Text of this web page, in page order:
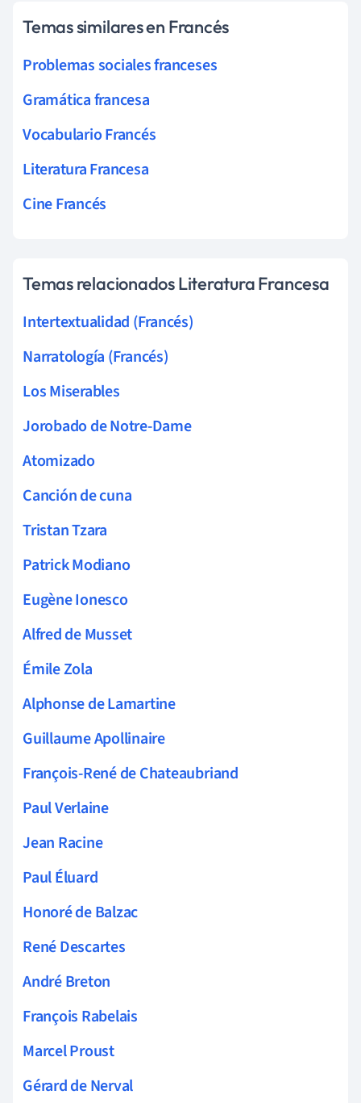
Temas similares en Francés
Problemas sociales franceses
Gramática francesa
Vocabulario Francés
Literatura Francesa
Cine Francés
Temas relacionados Literatura Francesa
Intertextualidad (Francés)
Narratología (Francés)
Los Miserables
Jorobado de Notre-Dame
Atomizado
Canción de cuna
Tristan Tzara
Patrick Modiano
Eugène Ionesco
Alfred de Musset
Émile Zola
Alphonse de Lamartine
Guillaume Apollinaire
François-René de Chateaubriand
Paul Verlaine
Jean Racine
Paul Éluard
Honoré de Balzac
René Descartes
André Breton
François Rabelais
Marcel Proust
Gérard de Nerval